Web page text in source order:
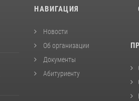
НАВИГАЦИЯ
Новости
Об организации
Документы
Абитуриенту